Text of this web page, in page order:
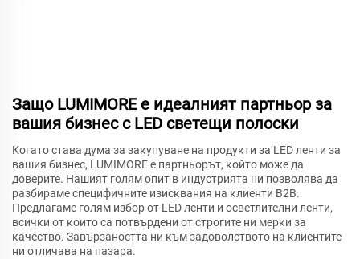
Защо LUMIMORE е идеалният партньор за
вашия бизнес с LED светещи полоски
Когато става дума за закупуване на продукти за LED ленти за
вашия бизнес, LUMIMORE е партньорът, който може да
доверите. Нашият голям опит в индустрията ни позволява да
разбираме специфичните изисквания на клиенти B2B.
Предлагаме голям избор от LED ленти и осветлителни ленти,
всички от които са потвърдени от строгите ни мерки за
качество. Завързаността ни към задоволството на клиентите
ни отличава на пазара.